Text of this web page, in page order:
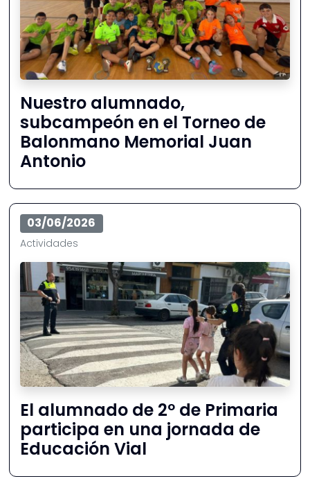
Nuestro alumnado,
subcampeón en el Torneo de
Balonmano Memorial Juan
Antonio
03/06/2026
Actividades
El alumnado de 2º de Primaria
participa en una jornada de
Educación Vial